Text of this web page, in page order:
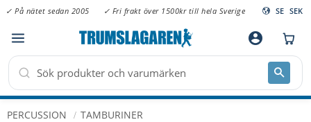
Meny
✓ På nätet sedan 2005 ✓ Fri frakt över 1500kr till hela Sverige SE SEK
account_circle
PERCUSSION TAMBURINER